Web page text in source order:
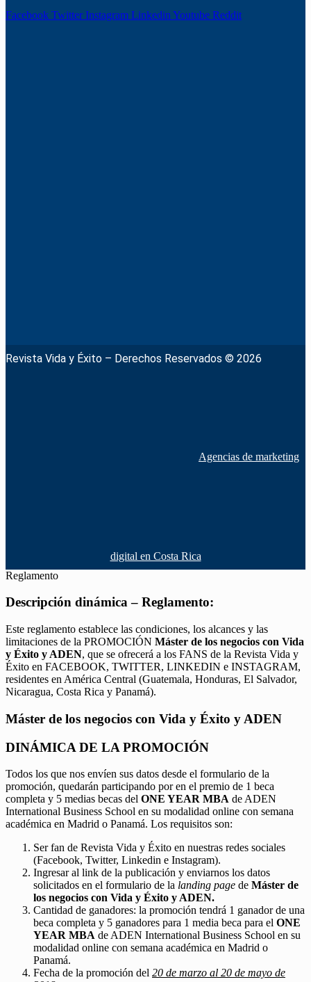
Facebook Twitter Instagram Linkedin Youtube Reddit
Revista Vida y Éxito – Derechos Reservados © 2026
Agencias de marketing
digital en Costa Rica
Reglamento
Descripción dinámica – Reglamento:
Este reglamento establece las condiciones, los alcances y las
limitaciones de la PROMOCIÓN Máster de los negocios con Vida
y Éxito y ADEN, que se ofrecerá a los FANS de la Revista Vida y
Éxito en FACEBOOK, TWITTER, LINKEDIN e INSTAGRAM,
residentes en América Central (Guatemala, Honduras, El Salvador,
Nicaragua, Costa Rica y Panamá).
Máster de los negocios con Vida y Éxito y ADEN
DINÁMICA DE LA PROMOCIÓN
Todos los que nos envíen sus datos desde el formulario de la
promoción, quedarán participando por en el premio de 1 beca
completa y 5 medias becas del ONE YEAR MBA de ADEN
International Business School en su modalidad online con semana
académica en Madrid o Panamá. Los requisitos son:
Ser fan de Revista Vida y Éxito en nuestras redes sociales
(Facebook, Twitter, Linkedin e Instagram).
Ingresar al link de la publicación y enviarnos los datos
solicitados en el formulario de la landing page de Máster de
los negocios con Vida y Éxito y ADEN.
Cantidad de ganadores: la promoción tendrá 1 ganador de una
beca completa y 5 ganadores para 1 media beca para el ONE
YEAR MBA de ADEN International Business School en su
modalidad online con semana académica en Madrid o
Panamá.
Fecha de la promoción del 20 de marzo al 20 de mayo de